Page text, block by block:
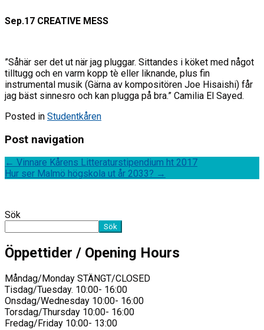
Sep.17 CREATIVE MESS
”Såhär ser det ut när jag pluggar. Sittandes i köket med något
tilltugg och en varm kopp tè eller liknande, plus fin
instrumental musik (Gärna av kompositören Joe Hisaishi) får
jag bäst sinnesro och kan plugga på bra.” Camilia El Sayed.
Posted in Studentkåren
Post navigation
← Vinnare Kårens Litteraturstipendium ht 2017
Hur ser Malmö högskola ut år 2033? →
Sök
Sök
Öppettider / Opening Hours
Måndag/Monday STÄNGT/CLOSED
Tisdag/Tuesday. 10:00- 16:00
Onsdag/Wednesday 10:00- 16:00
Torsdag/Thursday 10:00- 16:00
Fredag/Friday 10:00- 13:00